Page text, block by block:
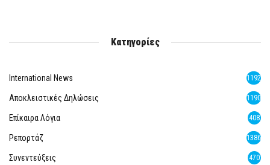
Κατηγορίες
International News 1192
Αποκλειστικές Δηλώσεις 1190
Επίκαιρα Λόγια 408
Ρεπορτάζ 1386
Συνεντεύξεις 470